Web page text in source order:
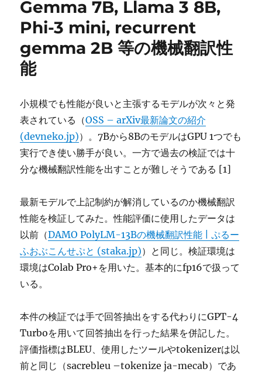
ー
機
翻
訳
性
Gemma 7B, Llama 3 8B,
Phi-3 mini, recurrent
gemma 2B 等の機械翻訳性
能
小規模でも性能が良いと主張するモデルが次々と発
表されている（OSS – arXiv最新論文の紹介
(devneko.jp)）。7Bから8BのモデルはGPU 1つでも
実行でき使い勝手が良い。一方で過去の検証では十
分な機械翻訳性能を出すことが難しそうである [1]
最新モデルで上記制約が解消しているのか機械翻訳
性能を検証してみた。性能評価に使用したデータは
以前（DAMO PolyLM-13Bの機械翻訳性能 | ぷるー
ふおぶこんせぷと (staka.jp)）と同じ。検証環境は
環境はColab Pro+を用いた。基本的にfp16で扱って
いる。
本件の検証では手で回答抽出をする代わりにGPT-4
Turboを用いて回答抽出を行った結果を併記した。
評価指標はBLEU、使用したツールやtokenizerは以
前と同じ（sacrebleu –tokenize ja-mecab）であ